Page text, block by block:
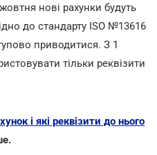
нові рахунки будуть
до стандарту ISO №13616
приводитися. З 1
тільки реквізити
і які реквізити до нього